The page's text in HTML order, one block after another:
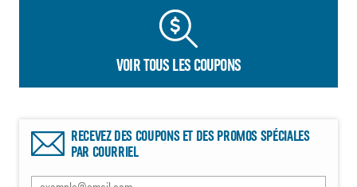
VOIR TOUS LES COUPONS
RECEVEZ DES COUPONS ET DES PROMOS SPÉCIALES
PAR COURRIEL